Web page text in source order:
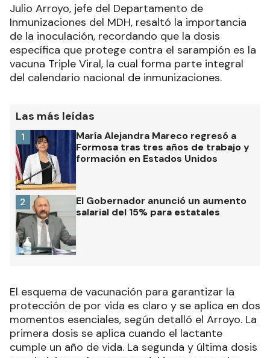
Julio Arroyo, jefe del Departamento de
Inmunizaciones del MDH, resaltó la importancia
de la inoculación, recordando que la dosis
específica que protege contra el sarampión es la
vacuna Triple Viral, la cual forma parte integral
del calendario nacional de inmunizaciones.
Las más leídas
María Alejandra Mareco regresó a
Formosa tras tres años de trabajo y
formación en Estados Unidos
1
El Gobernador anunció un aumento
salarial del 15% para estatales
2
El esquema de vacunación para garantizar la
protección de por vida es claro y se aplica en dos
momentos esenciales, según detalló el Arroyo. La
primera dosis se aplica cuando el lactante
cumple un año de vida. La segunda y última dosis